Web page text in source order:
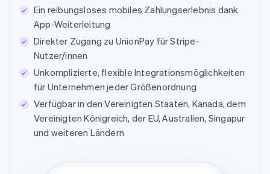
Ein reibungsloses mobiles Zahlungserlebnis dank
App-Weiterleitung
Direkter Zugang zu UnionPay für Stripe-
Nutzer/innen
Unkomplizierte, flexible Integrationsmöglichkeiten
für Unternehmen jeder Größenordnung
Verfügbar in den Vereinigten Staaten, Kanada, dem
Vereinigten Königreich, der EU, Australien, Singapur
und weiteren Ländern